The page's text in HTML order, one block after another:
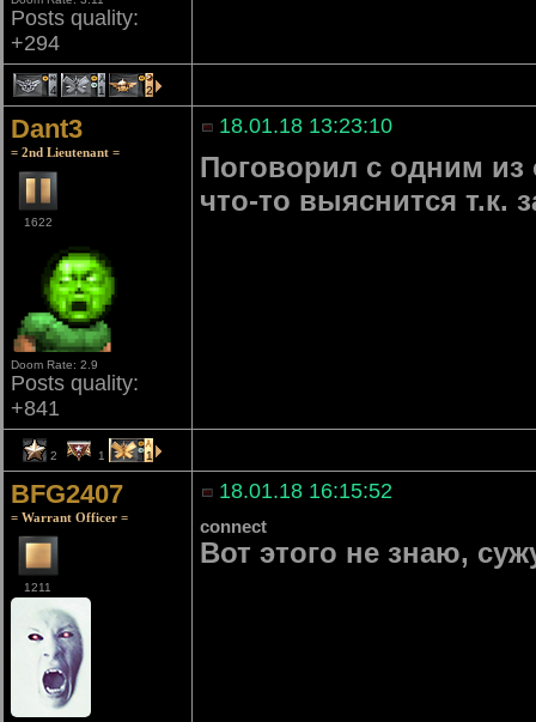
Posts quality:
+294
4 1 2
Dant3
= 2nd Lieutenant =
1622
Doom Rate: 2.9
Posts quality:
+841
18.01.18 13:23:10
Поговорил с одним из
что-то выяснится т.к.
2 1 1
BFG2407
= Warrant Officer =
1211
18.01.18 16:15:52
connect
Вот этого не знаю,